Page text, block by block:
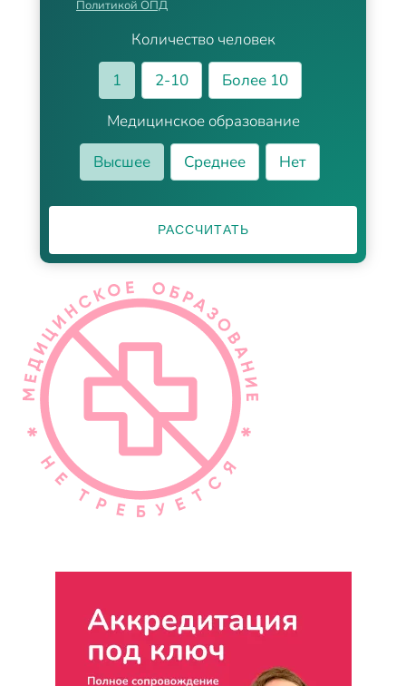
Количество человек
1
2-10
Более 10
Медицинское образование
Высшее
Среднее Нет
Политикой ОПД
РАССЧИТАТЬ